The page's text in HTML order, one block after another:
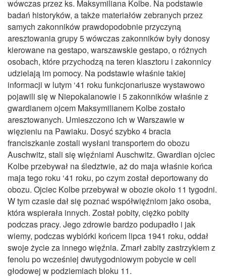
wówczas przez ks. Maksymiliana Kolbe. Na podstawie
badań historyków, a także materiałów zebranych przez
samych zakonników prawdopodobnie przyczyną
aresztowania grupy 5 wówczas zakonników były donosy
kierowane na gestapo, warszawskie gestapo, o różnych
osobach, które przychodzą na teren klasztoru i zakonnicy
udzielają im pomocy. Na podstawie właśnie takiej
informacji w lutym ‘41 roku funkcjonariusze wystawowo
pojawili się w Niepokalanowie i 5 zakonników właśnie z
gwardianem ojcem Maksymilianem Kolbe zostało
aresztowanych. Umieszczono ich w Warszawie w
więzieniu na Pawiaku. Dosyć szybko 4 bracia
franciszkanie zostali wysłani transportem do obozu
Auschwitz, stali się więźniami Auschwitz. Gwardian ojciec
Kolbe przebywał na śledztwie, aż do maja właśnie końca
maja tego roku ‘41 roku, po czym został deportowany do
obozu. Ojciec Kolbe przebywał w obozie około 11 tygodni.
W tym czasie dał się poznać współwięźniom jako osoba,
która wspierała innych. Został pobity, ciężko pobity
podczas pracy. Jego zdrowie bardzo podupadło i jak
wiemy, podczas wybiórki końcem lipca 1941 roku, oddał
swoje życie za innego więźnia. Zmarł zabity zastrzykiem z
fenolu po wcześniej dwutygodniowym pobycie w celi
głodowej w podziemiach bloku 11.